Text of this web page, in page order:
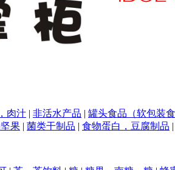
肉汁 | 非活水产品 | 罐头食品（软包装
果 | 菌类干制品 | 食物蛋白，豆腐制品 |